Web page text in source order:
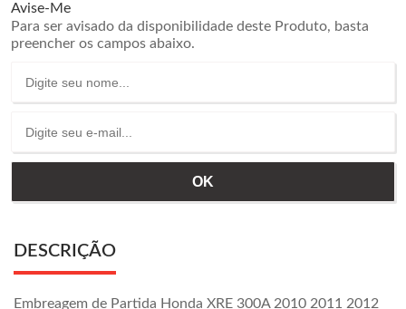
Avise-Me
Para ser avisado da disponibilidade deste Produto, basta
preencher os campos abaixo.
DESCRIÇÃO
Embreagem de Partida Honda XRE 300A 2010 2011 2012